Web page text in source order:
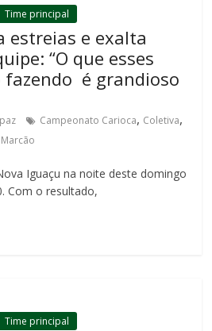
Time principal
estreias e exalta
“O que esses
fazendo é grandioso
Campeonato Carioca, Coletiva,
Marcão
Iguaçu na noite deste domingo
Com o resultado,
Time principal